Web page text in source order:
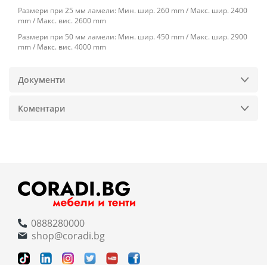
Размери при 25 мм ламели: Мин. шир. 260 mm / Макс. шир. 2400
mm / Макс. вис. 2600 mm
Размери при 50 мм ламели: Мин. шир. 450 mm / Макс. шир. 2900
mm / Макс. вис. 4000 mm
Документи
Коментари
0888280000
shop@coradi.bg